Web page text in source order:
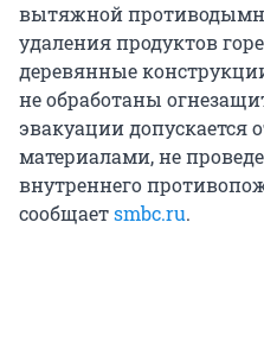
вытяжной
удаления продуктов
деревянные
не обработаны
эвакуации допускается
материалами, не
внутреннего
сообщаетsmbc.ru.